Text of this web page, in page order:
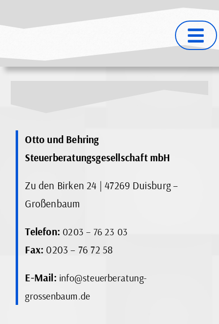
Otto und Behring
Steuerberatungsgesellschaft mbH
Zu den Birken 24 | 47269 Duisburg –
Großenbaum
Telefon: 0203 – 76 23 03
Fax: 0203 – 76 72 58
E-Mail: info@steuerberatung-
grossenbaum.de